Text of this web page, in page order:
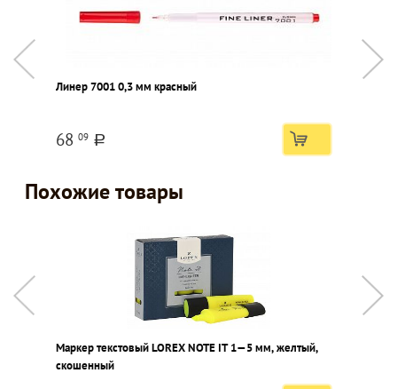
Линер 7001 0,3 мм красный
68 09 a
Похожие товары
Маркер текстовый LOREX NOTE IT 1—5 мм, желтый,
скошенный